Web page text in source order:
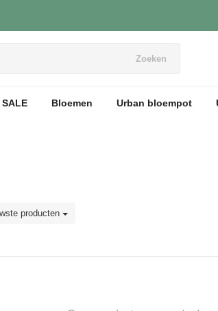
Zoeken
SALE Bloemen Urban bloempot
producten